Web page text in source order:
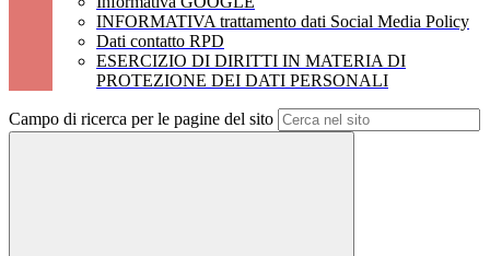
INFORMATIVA trattamento dati Social Media Policy
Dati contatto RPD
ESERCIZIO DI DIRITTI IN MATERIA DI
PROTEZIONE DEI DATI PERSONALI
Campo di ricerca per le pagine del sito